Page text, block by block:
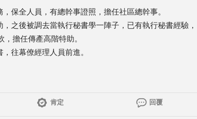
保全人員，有總幹事證照，擔任社區總幹事。
之後被調去當執行秘書學一陣子，已有執行秘書經驗，
擔任傳產高階特助。
往幕僚經理人員前進。
肯定 回覆